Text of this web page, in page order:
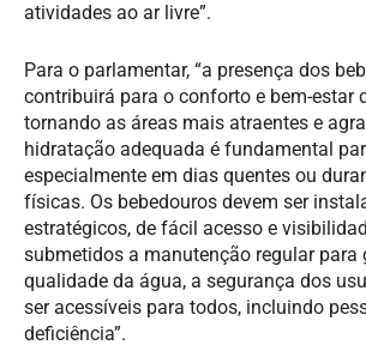
atividades ao ar livre”.
Para o parlamentar, “a presença dos
contribuirá para o conforto e bem-estar
tornando as áreas mais atraentes e
hidratação adequada é fundamental
especialmente em dias quentes ou
físicas. Os bebedouros devem ser
estratégicos, de fácil acesso e
submetidos a manutenção regular para
qualidade da água, a segurança dos
ser acessíveis para todos, incluindo
deficiência”.